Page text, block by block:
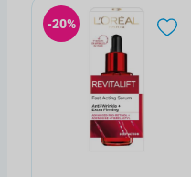
-20%